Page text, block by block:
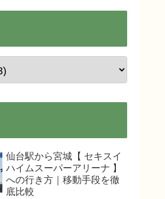
仙台駅から宮城【 セキスイ
ハイムスーパーアリーナ 】
への行き方｜移動手段を徹
底比較